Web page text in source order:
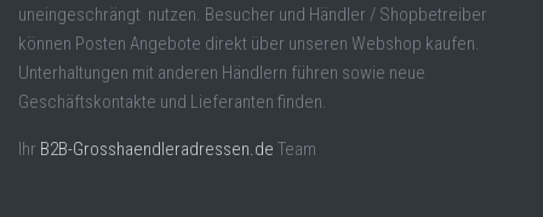
uneingeschrängt nutzen. Besucher und Händler / Shopbetreiber
können Posten Angebote direkt über unseren Webshop kaufen.
Unterhaltungen mit anderen Händlern führen sowie neue
Geschäftskontakte und Lieferanten finden.
Ihr B2B-Grosshaendleradressen.de Team